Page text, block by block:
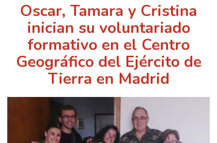
Oscar, Tamara y Cristina
inician su voluntariado
formativo en el Centro
Geográfico del Ejército de
Tierra en Madrid